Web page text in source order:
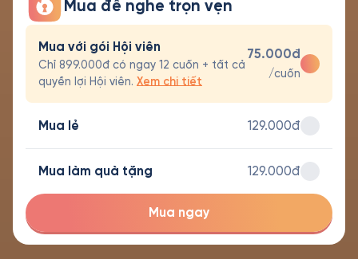
Mua để nghe trọn vẹn
Mua với gói Hội viên
Chỉ 899.000đ có ngay 12 cuốn + tất cả
quyền lợi Hội viên. Xem chi tiết
75.000đ
/cuốn
Mua lẻ 129.000đ
Mua làm quà tặng 129.000đ
Mua ngay